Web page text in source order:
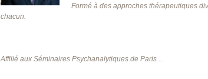
Formé à des approches thérapeutiques
chacun.
Affilié aux Séminaires Psychanalytiques de Paris ...